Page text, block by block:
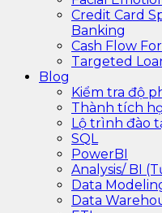
Credit Card
Banking
Cash Flow
Targeted
Blog
Kiểm tra độ
Thành tích
Lộ trình đào
SQL
PowerBI
Analysis/ BI
Data
Data